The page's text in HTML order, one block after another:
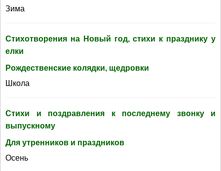
Зима
Стихотворения на Новый год, стихи к празднику у
елки
Рождественские колядки, щедровки
Школа
Стихи и поздравления к последнему звонку и
выпускному
Для утренников и праздников
Осень